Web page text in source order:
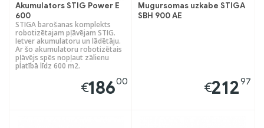
Akumulators STIG Power E
600
STIGA barošanas komplekts
robotizētajam pļāvējam STIG.
Ietver akumulatoru un lādētāju.
Ar šo akumulatoru robotizētais
pļāvējs spēs nopļaut zālienu
platībā līdz 600 m2.
€18600
Mugursomas uzkabe STIGA
SBH 900 AE
€21297